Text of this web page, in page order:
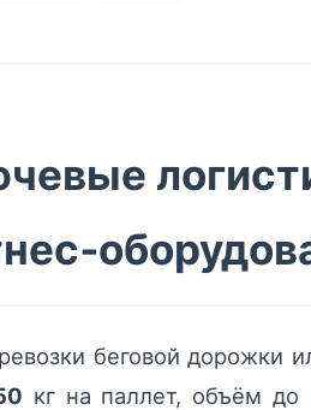
беговой дорожки
кг на паллет, объём до